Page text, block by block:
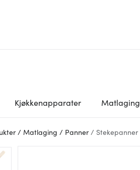
Kjøkkenapparater Matlaging
/ Matlaging / Panner / Stekepanner